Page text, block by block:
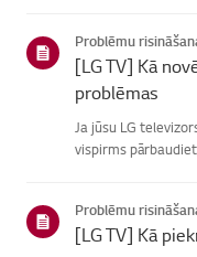
Problēmu
[LG TV] Kā
problēmas
Ja jūsu LG
vispirms
Problēmu
[LG TV] Kā